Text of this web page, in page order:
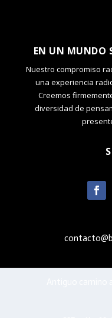
EN UN MUNDO
Nuestro compromiso
una experiencia
Creemos
diversidad de